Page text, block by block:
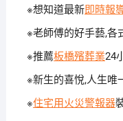
※想知道最新即時報
※老師傅的好手藝,各
※推薦板橋殯葬業24
※新生的喜悅,人生唯
※住宅用火災警報器